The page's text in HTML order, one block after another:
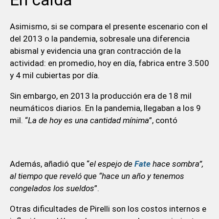
Asimismo, si se compara el presente escenario con el
del 2013 o la pandemia, sobresale una diferencia
abismal y evidencia una gran contracción de la
actividad: en promedio, hoy en día, fabrica entre 3.500
y 4 mil cubiertas por día.
Sin embargo, en 2013 la producción era de 18 mil
neumáticos diarios. En la pandemia, llegaban a los 9
mil. “La de hoy es una cantidad mínima”, contó
Además, añadió que “el espejo de Fatehace sombra”,
al tiempo que reveló que “hace un año y tenemos
congelados los sueldos”.
Otras dificultades de Pirelli son los costos internos e